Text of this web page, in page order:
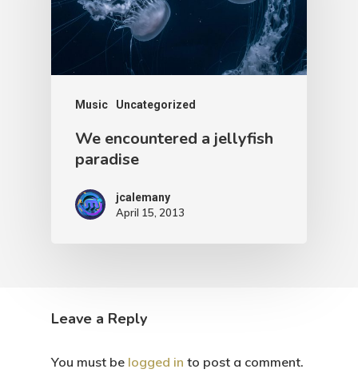
Music Uncategorized
We encountered a jellyfish
paradise
jcalemany
April 15, 2013
Leave a Reply
You must be logged in to post a comment.